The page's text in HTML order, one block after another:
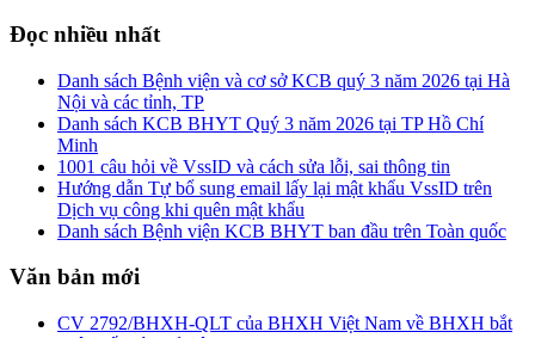
Đọc nhiều nhất
Danh sách Bệnh viện và cơ sở KCB quý 3 năm 2026 tại Hà
Nội và các tỉnh, TP
Danh sách KCB BHYT Quý 3 năm 2026 tại TP Hồ Chí
Minh
1001 câu hỏi về VssID và cách sửa lỗi, sai thông tin
Hướng dẫn Tự bổ sung email lấy lại mật khẩu VssID trên
Dịch vụ công khi quên mật khẩu
Danh sách Bệnh viện KCB BHYT ban đầu trên Toàn quốc
Văn bản mới
CV 2792/BHXH-QLT của BHXH Việt Nam về BHXH bắt